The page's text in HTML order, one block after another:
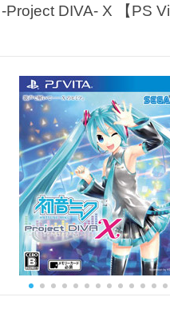
DIVA- X 【PS